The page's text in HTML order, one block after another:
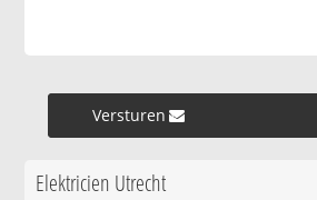
Versturen »
Elektricien Utrecht